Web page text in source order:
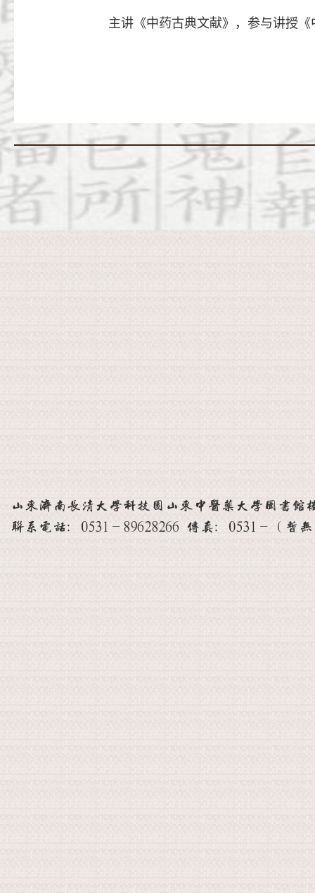
主讲《中药古典文献》，参与讲授
山东济南长清大学科技园山东中医药大学图书馆
联系电话：0531-89628266 传真：0531-（暂无